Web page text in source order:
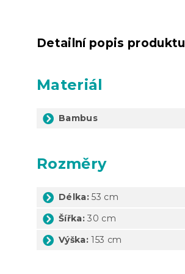
Detailní popis produktu
Materiál
Bambus
Rozměry
Délka: 53 cm
Šířka: 30 cm
Výška:153 cm